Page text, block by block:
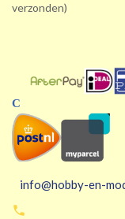
verzonden)
C
info@hobby-en-
